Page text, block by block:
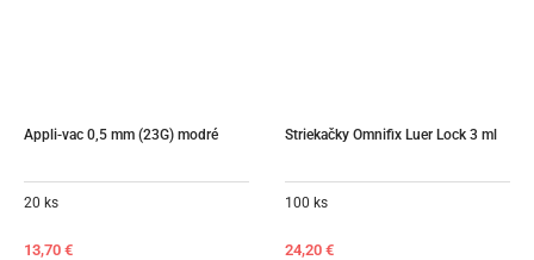
Appli-vac 0,5 mm (23G) modré
20 ks
13,70 €
Striekačky Omnifix Luer Lock 3 ml
100 ks
24,20 €